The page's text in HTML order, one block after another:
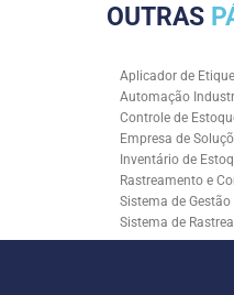
OUTRAS
Aplicador de
Automação
Controle de
Empresa de
Inventário de
Rastreamento e
Sistema de
Sistema de
Solução RFID